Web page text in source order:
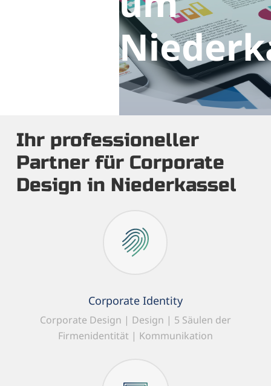
Ihr professioneller
Partner für Corporate
Design in Niederkassel
Corporate Identity
Corporate Design | Design | 5 Säulen der
Firmenidentität | Kommunikation